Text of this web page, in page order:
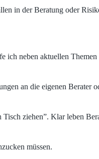
in der Beratung oder
neben aktuellen
an die eigenen Berater
ziehen”. Klar leben
müssen.